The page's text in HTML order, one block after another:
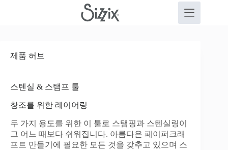
제품 허브
스텐실 & 스탬프 툴
창조를 위한 레이어링
두 가지 용도를 위한 이 툴로 스탬핑과 스텐실링이
그 어느 때보다 쉬워집니다. 아름다은 페이퍼크래
프트 만들기에 필요한 모든 것을 갖추고 있으며 스